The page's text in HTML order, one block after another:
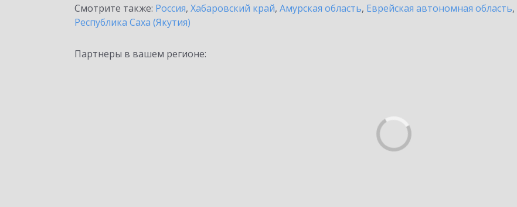
Смотрите также: Россия, Хабаровский край, Амурская область, Еврейская автономная область,
Республика Саха (Якутия)
Партнеры в вашем регионе: